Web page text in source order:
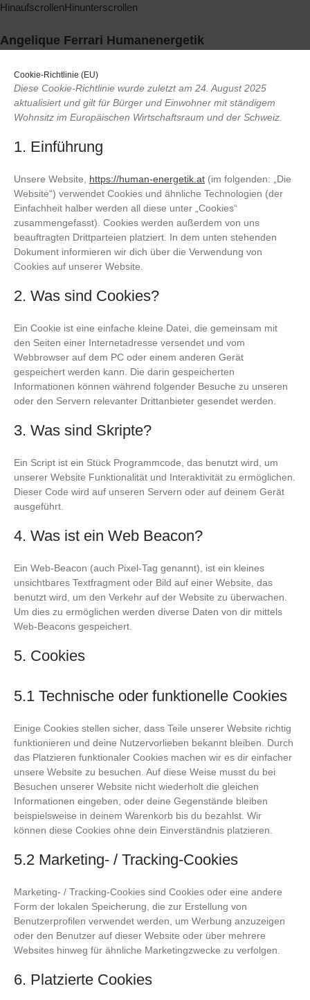
HinaufscrollenHinunterscrollen
Angelique Ferrari Humanenergetik
Startseite
Über mich
Angebote
Preise
FAQ
Kontakt
Cookie-Richtlinie (EU)
Diese Cookie-Richtlinie wurde zuletzt am 24. August 2025
aktualisiert und gilt für Bürger und Einwohner mit ständigem
Wohnsitz im Europäischen Wirtschaftsraum und der Schweiz.
1. Einführung
Unsere Website, https://human-energetik.at (im folgenden: „Die
Website“) verwendet Cookies und ähnliche Technologien (der
Einfachheit halber werden all diese unter „Cookies“
zusammengefasst). Cookies werden außerdem von uns
beauftragten Drittparteien platziert. In dem unten stehenden
Dokument informieren wir dich über die Verwendung von
Cookies auf unserer Website.
2. Was sind Cookies?
Ein Cookie ist eine einfache kleine Datei, die gemeinsam mit
den Seiten einer Internetadresse versendet und vom
Webbrowser auf dem PC oder einem anderen Gerät
gespeichert werden kann. Die darin gespeicherten
Informationen können während folgender Besuche zu unseren
oder den Servern relevanter Drittanbieter gesendet werden.
3. Was sind Skripte?
Ein Script ist ein Stück Programmcode, das benutzt wird, um
unserer Website Funktionalität und Interaktivität zu ermöglichen.
Dieser Code wird auf unseren Servern oder auf deinem Gerät
ausgeführt.
4. Was ist ein Web Beacon?
Ein Web-Beacon (auch Pixel-Tag genannt), ist ein kleines
unsichtbares Textfragment oder Bild auf einer Website, das
benutzt wird, um den Verkehr auf der Website zu überwachen.
Um dies zu ermöglichen werden diverse Daten von dir mittels
Web-Beacons gespeichert.
5. Cookies
5.1 Technische oder funktionelle Cookies
Einige Cookies stellen sicher, dass Teile unserer Website richtig
funktionieren und deine Nutzervorlieben bekannt bleiben. Durch
das Platzieren funktionaler Cookies machen wir es dir einfacher
unsere Website zu besuchen. Auf diese Weise musst du bei
Besuchen unserer Website nicht wiederholt die gleichen
Informationen eingeben, oder deine Gegenstände bleiben
beispielsweise in deinem Warenkorb bis du bezahlst. Wir
können diese Cookies ohne dein Einverständnis platzieren.
5.2 Marketing- / Tracking-Cookies
Marketing- / Tracking-Cookies sind Cookies oder eine andere
Form der lokalen Speicherung, die zur Erstellung von
Benutzerprofilen verwendet werden, um Werbung anzuzeigen
oder den Benutzer auf dieser Website oder über mehrere
Websites hinweg für ähnliche Marketingzwecke zu verfolgen.
6. Platzierte Cookies